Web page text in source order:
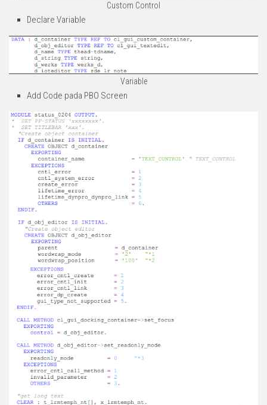
Custom Control
Declare Variable
Variable
Add Code pada PBO Screen